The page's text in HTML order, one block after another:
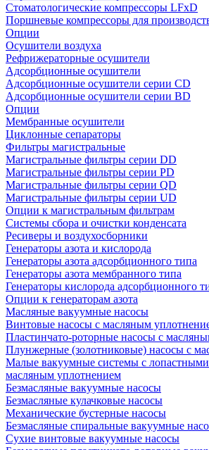
Стоматологические компрессоры LFxD
Поршневые компрессоры для
Опции
Осушители воздуха
Рефрижераторные осушители
Адсорбционные осушители
Адсорбционные осушители серии CD
Адсорбционные осушители серии BD
Опции
Мембранные осушители
Циклонные сепараторы
Фильтры магистральные
Магистральные фильтры серии DD
Магистральные фильтры серии PD
Магистральные фильтры серии QD
Магистральные фильтры серии UD
Опции к магистральным фильтрам
Системы сбора и очистки конденсата
Ресиверы и воздухосборники
Генераторы азота и кислорода
Генераторы азота адсорбционного типа
Генераторы азота мембранного типа
Генераторы кислорода адсорбционного
Опции к генераторам азота
Масляные вакуумные насосы
Винтовые насосы с масляным
Пластинчато-роторные насосы с
Плунжерные (золотниковые) насосы с
Малые вакуумные системы с лопастными
масляным уплотнением
Безмасляные вакуумные насосы
Безмасляные кулачковые насосы
Механические бустерные насосы
Безмасляные спиральные вакуумные
Сухие винтовые вакуумные насосы